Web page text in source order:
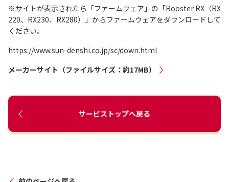
※サイトが表示されたら「ファームウェア」の「Rooster RX（RX
220、RX230、RX280）」からファームウェアをダウンロードして
ください。
https://www.sun-denshi.co.jp/sc/down.html
メーカーサイト（ファイルサイズ：約17MB）
サービストップへ戻る